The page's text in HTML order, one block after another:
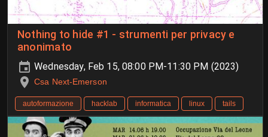
Nothing to hide #1 - strumenti per privacy e
anonimato
Wednesday, Feb 15, 08:00 PM-11:30 PM (2023)
Csa Next-Emerson
autoformazione hacklab informatica linux tails